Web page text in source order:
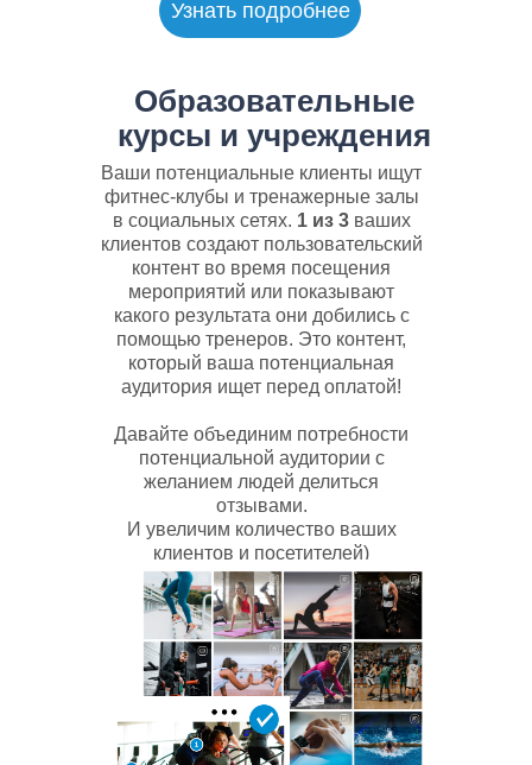
Узнать подробнее
Образовательные
курсы и учреждения
Ваши потенциальные клиенты ищут
фитнес-клубы и тренажерные залы
в социальных сетях. 1 из 3ваших
клиентов создают пользовательский
контент во время посещения
мероприятий или показывают
какого результата они добились с
помощью тренеров. Это контент,
который ваша потенциальная
аудитория ищет перед оплатой!
Давайте объединим потребности
потенциальной аудитории с
желанием людей делиться
отзывами.
И увеличим количество ваших
клиентов и посетителей)